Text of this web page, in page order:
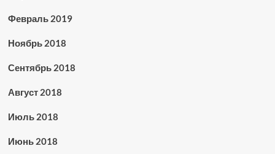
Февраль 2019
Ноябрь 2018
Сентябрь 2018
Август 2018
Июль 2018
Июнь 2018